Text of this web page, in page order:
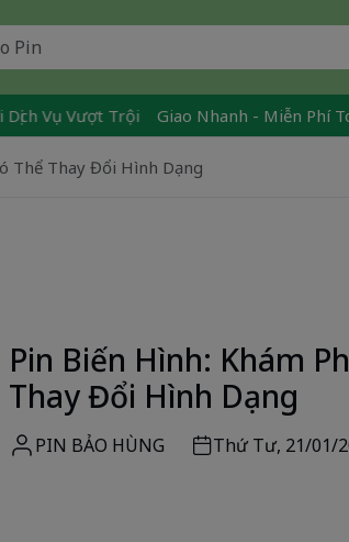
Vượt Trội Giao Nhanh - Miễn Phí Toàn
Thể Thay Đổi Hình Dạng
Pin Biến Hình: Khám
Thay Đổi Hình Dạng
PIN BẢO HÙNG Thứ Tư, 21/01/